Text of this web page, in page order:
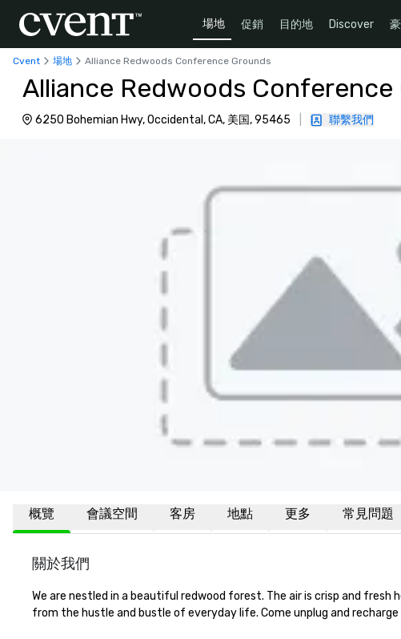
場地 促銷 目的地 Discover
Cvent 場地 Alliance Redwoods Conference Grounds
Alliance Redwoods Conference
6250 Bohemian Hwy, Occidental, CA, 美国, 95465 聯繫我們
概覽 會議空間 客房 地點 更多 常見問題
關於我們
We are nestled in a beautiful redwood forest. The air is crisp and
from the hustle and bustle of everyday life. Come unplug and